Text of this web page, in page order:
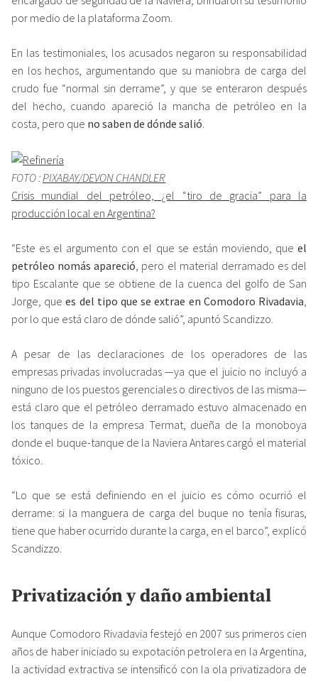
por medio de la plataforma Zoom.
En las testimoniales, los acusados negaron su responsabilidad
en los hechos, argumentando que su maniobra de carga del
crudo fue “normal sin derrame”, y que se enteraron después
del hecho, cuando apareció la mancha de petróleo en la
costa, pero que no saben de dónde salió
FOTO : PIXABAY/DEVON CHANDLER
Crisis mundial del petróleo, ¿el “tiro de gracia” para la
producción local en Argentina?
“Este es el argumento con el que se están moviendo, que el
petróleo nomás apareció , pero el material derramado es del
tipo Escalante que se obtiene de la cuenca del golfo de San
Jorge, quees del tipo que se extrae en Comodoro Rivadavia
por lo que está claro de dónde salió”, apuntó Scandizzo.
A pesar de las declaraciones de los operadores de las
empresas privadas involucradas —ya que el juicio no incluyó a
ninguno de los puestos gerenciales o directivos de las misma—
está claro que el petróleo derramado estuvo almacenado en
los tanques de la empresa Termat, dueña de la monoboya
donde el buque-tanque de la Naviera Antares cargó el material
tóxico.
“Lo que se está definiendo en el juicio es cómo ocurrió el
derrame: si la manguera de carga del buque no tenía fisuras,
tiene que haber ocurrido durante la carga, en el barco”, explicó
Scandizzo.
Privatización y daño ambiental
Aunque Comodoro Rivadavia festejó en 2007 sus primeros cien
años de haber iniciado su expotación petrolera en la Argentina,
la actividad extractiva se intensificó con la ola privatizadora de